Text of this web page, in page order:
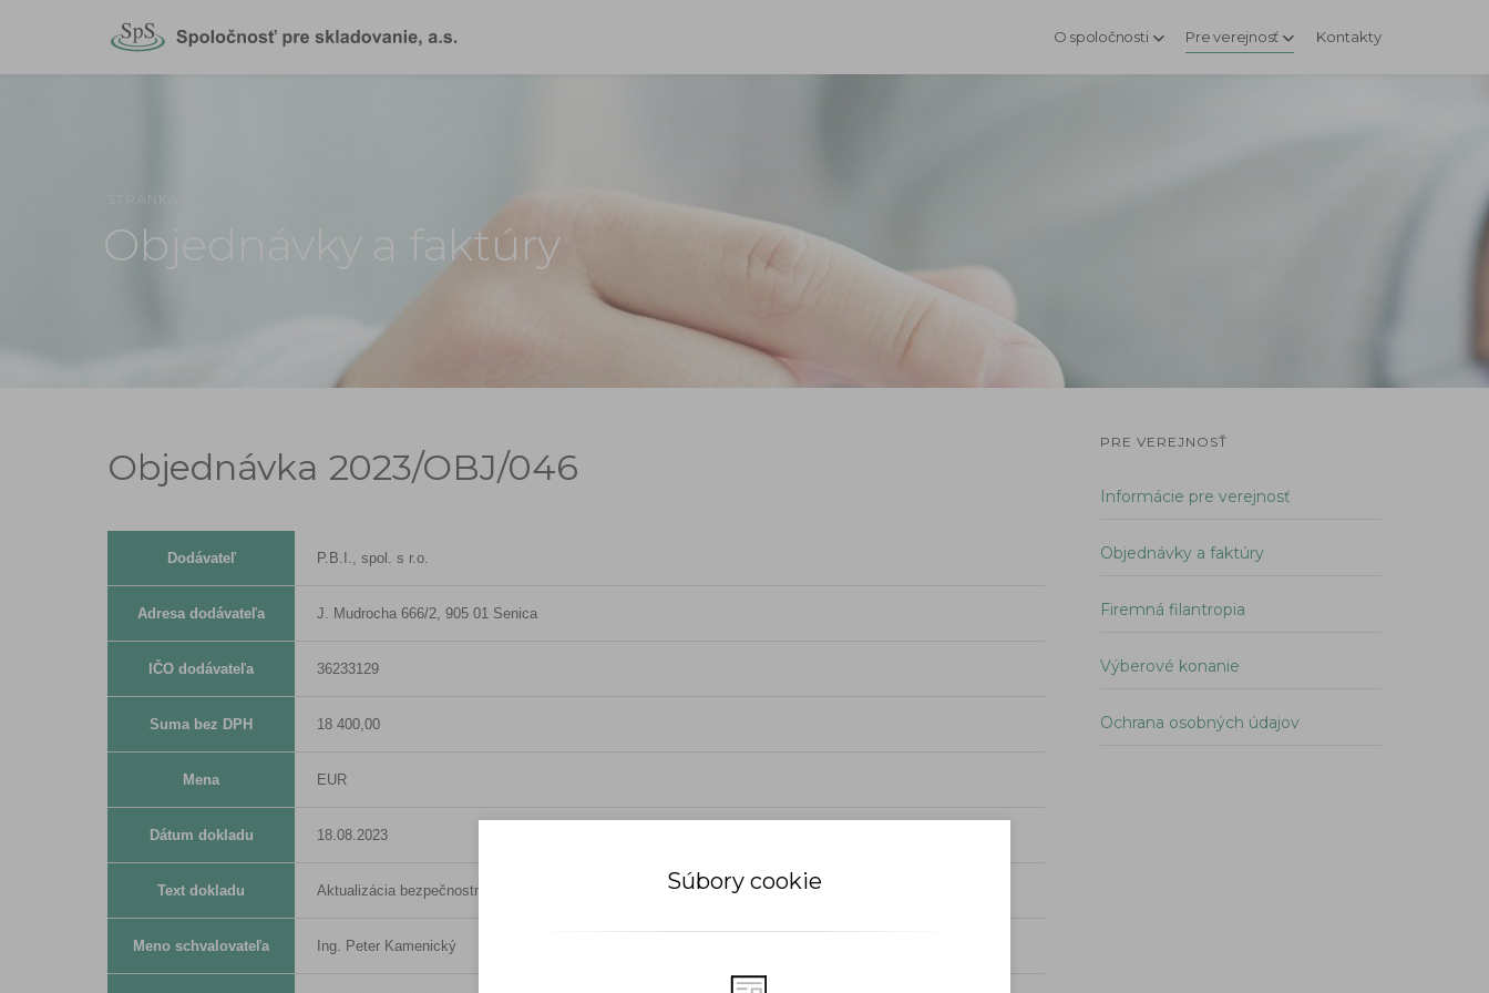
Súbory cookie
O spoločnosti Pre verejnosť Kontakty
Objednávky a faktúry
Objednávka 2023/OBJ/046
Dodávateľ P.B.I., spol. s r.o.
Adresa dodávateľa J. Mudrocha 666/2, 905 01 Senica
IČO dodávateľa 36233129
Suma bez DPH 18 400,00
Mena EUR
Dátum dokladu 18.08.2023
Text dokladu Aktualizácia bezpečnostnej správy na PS5 Bučany
Meno schvalovateľa Ing. Peter Kamenický
PRE VEREJNOSŤ
Informácie pre verejnosť
Objednávky a faktúry
Firemná filantropia
Výberové konanie
Ochrana osobných údajov